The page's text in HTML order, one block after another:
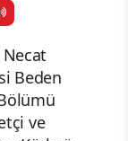
Beden
ve